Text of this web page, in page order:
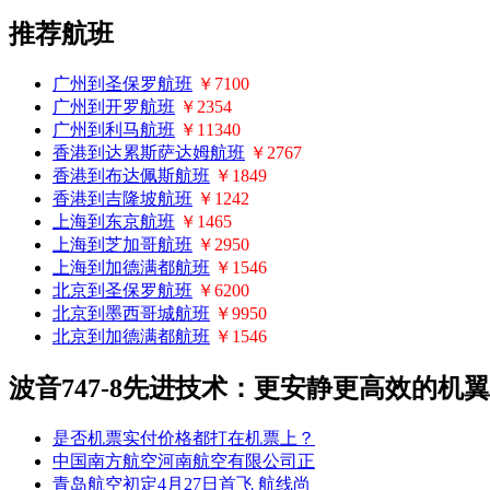
推荐航班
广州到圣保罗航班 ￥7100
广州到开罗航班 ￥2354
广州到利马航班 ￥11340
香港到达累斯萨达姆航班 ￥2767
香港到布达佩斯航班 ￥1849
香港到吉隆坡航班 ￥1242
上海到东京航班 ￥1465
上海到芝加哥航班 ￥2950
上海到加德满都航班 ￥1546
北京到圣保罗航班 ￥6200
北京到墨西哥城航班 ￥9950
北京到加德满都航班 ￥1546
波音747-8先进技术：更安静更高效的机
是否机票实付价格都打在机票上？
中国南方航空河南航空有限公司正
青岛航空初定4月27日首飞 航线尚